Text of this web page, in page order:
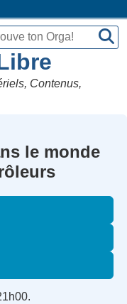
Contenus,
le monde